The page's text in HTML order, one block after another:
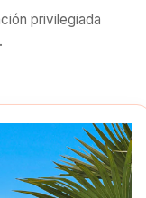
privilegiada